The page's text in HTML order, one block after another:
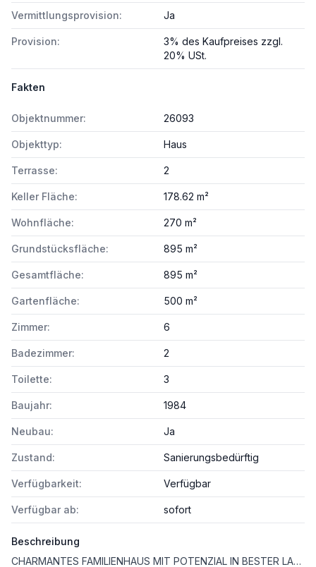
Vermittlungsprovision: Ja
Provision:
3% des Kaufpreises zzgl.
20% USt.
Fakten
Objektnummer: 26093
Objekttyp: Haus
Terrasse: 2
Keller Fläche: 178.62 m²
Wohnfläche: 270 m²
Grundstücksfläche: 895 m²
Gesamtfläche: 895 m²
Gartenfläche: 500 m²
Zimmer: 6
Badezimmer: 2
Toilette: 3
Baujahr: 1984
Neubau: Ja
Zustand: Sanierungsbedürftig
Verfügbarkeit: Verfügbar
Verfügbar ab: sofort
Beschreibung
CHARMANTES FAMILIENHAUS MIT POTENZIAL IN BESTER LAGE